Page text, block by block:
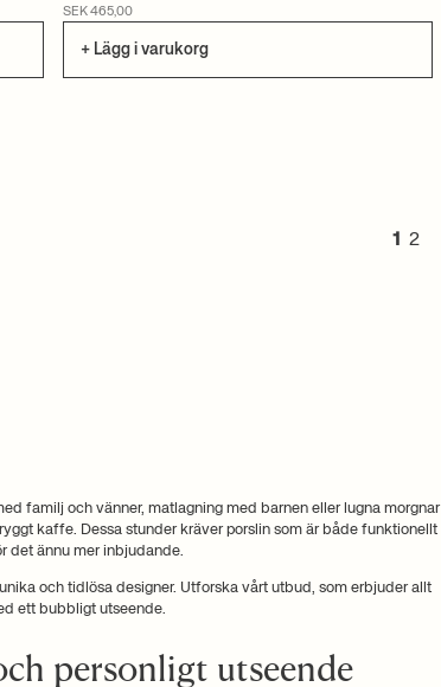
SEK 465,00
+ Lägg i varukorg
1 2
familj och vänner, matlagning med barnen eller lugna morgnar
kaffe. Dessa stunder kräver porslin som är både funktionellt
det ännu mer inbjudande.
och tidlösa designer. Utforska vårt utbud, som erbjuder allt
ett bubbligt utseende.
personligt utseende